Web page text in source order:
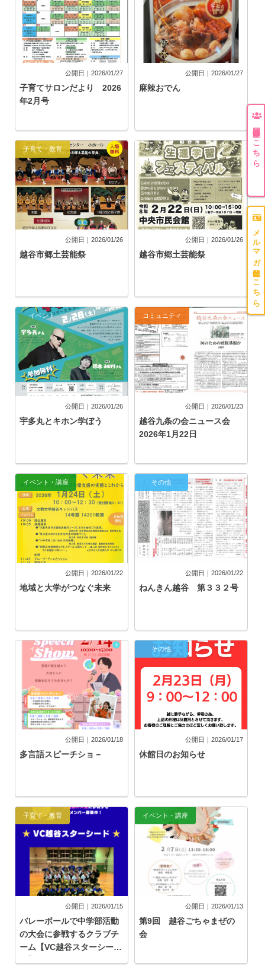
公開日｜2026/01/27
子育てサロンだより 2026
年2月号
公開日｜2026/01/27
麻辣おでん
子育て・教育
公開日｜2026/01/26
越谷市郷土芸能祭
イベント
公開日｜2026/01/26
越谷市郷土芸能祭
イベント
公開日｜2026/01/26
宇多丸とキホン学ぼう
コミュニティ
公開日｜2026/01/23
越谷九条の会ニュース会
2026年1月22日
イベント・講座
公開日｜2026/01/22
地域と大学がつなぐ未来
その他
公開日｜2026/01/22
ねんきん越谷 第３３２号
イベント
公開日｜2026/01/18
多言語スピーチショ－
その他
公開日｜2026/01/17
休館日のお知らせ
子育て・教育
公開日｜2026/01/15
バレーボールで中学部活動
の大会に参戦するクラブチ
ーム【VC越谷スターシー
イベント・講座
公開日｜2026/01/13
第9回 越谷ごちゃまぜの
会
団体登録はこちら
メルマガ登録はこちら